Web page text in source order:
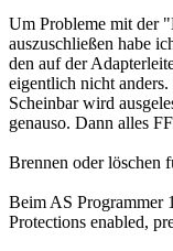
Um Probleme mit der
auszuschließen habe
den auf der
eigentlich nicht
Scheinbar wird
genauso. Dann alles
Brennen oder löschen
Beim AS Programmer
Protections enabled,